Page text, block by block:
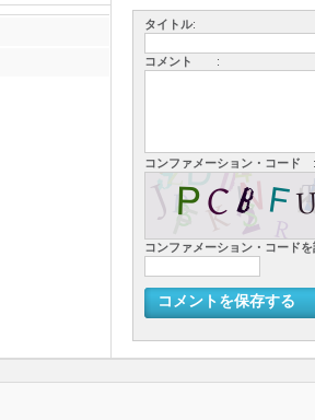
タイトル:
コメント :
コンファメーション・コード :
コンファメーション・コード
コメントを保存する